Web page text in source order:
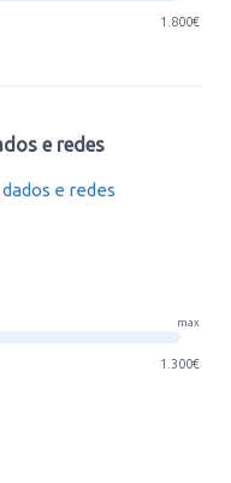
1.800€
e redes
e redes
max
1.300€